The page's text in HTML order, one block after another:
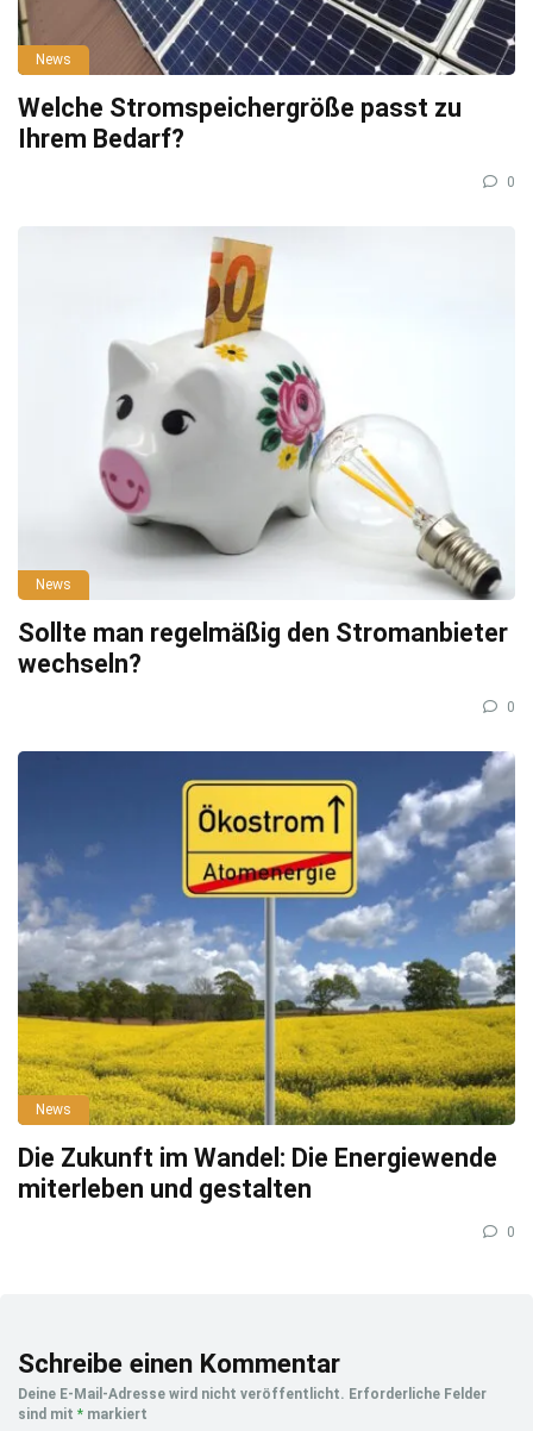
News
Welche Stromspeichergröße passt zu
Ihrem Bedarf?
0
News
Sollte man regelmäßig den Stromanbieter
wechseln?
0
News
Die Zukunft im Wandel: Die Energiewende
miterleben und gestalten
0
Schreibe einen Kommentar
Deine E-Mail-Adresse wird nicht veröffentlicht. Erforderliche Felder
sind mit * markiert